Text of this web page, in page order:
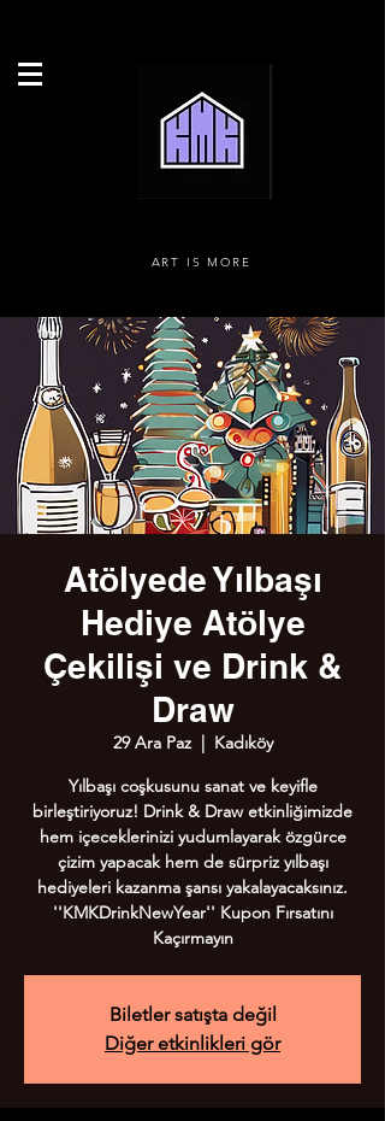
ART IS MORE
Atölyede Yılbaşı
Hediye Atölye
Çekilişi ve Drink &
Draw
29 Ara Paz
  |
Kadıköy
Yılbaşı coşkusunu sanat ve keyifle
birleştiriyoruz! Drink & Draw etkinliğimizde
hem içeceklerinizi yudumlayarak özgürce
çizim yapacak hem de sürpriz yılbaşı
hediyeleri kazanma şansı yakalayacaksınız.
''KMKDrinkNewYear'' Kupon Fırsatını
Kaçırmayın
Biletler satışta değil
Diğer etkinlikleri gör